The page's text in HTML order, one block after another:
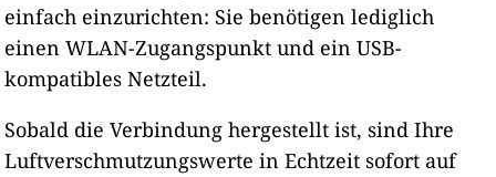
einfach einzurichten: Sie benötigen lediglich
einen WLAN-Zugangspunkt und ein USB-
kompatibles Netzteil.
Sobald die Verbindung hergestellt ist, sind Ihre
Luftverschmutzungswerte in Echtzeit sofort auf